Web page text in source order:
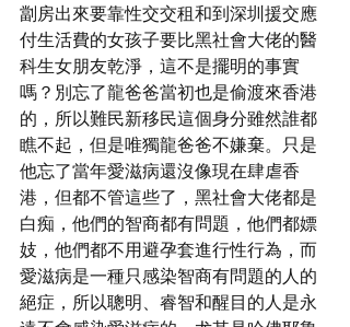
劏房出來要靠性交交租和到深圳援交應
付生活費的女孩子要比黑社會大佬的醫
科生女朋友乾淨，這不是擺明的事實
嗎？別忘了龍爸爸當初也是偷渡來香港
的，所以難民新移民這個身分雖然誰都
瞧不起，但是唯獨龍爸爸不嫌棄。只是
他忘了當年愛滋病還沒像現在肆虐香
港，但都不管這些了，黑社會大佬都是
白痴，他們的智商都有問題，他們都嫖
妓，他們都不用避孕套進行性行為，而
愛滋病是一種只感染智商有問題的人的
絕症，所以聰明、睿智和醒目的人是永